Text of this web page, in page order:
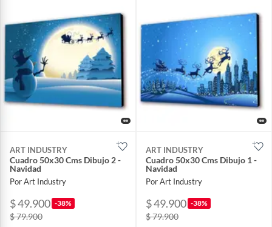
ART INDUSTRY
Cuadro 50x30 Cms Dibujo 2 -
Navidad
Por Art Industry
$ 49.900 -38%
$ 79.900
ART INDUSTRY
Cuadro 50x30 Cms Dibujo 1 -
Navidad
Por Art Industry
$ 49.900 -38%
$ 79.900